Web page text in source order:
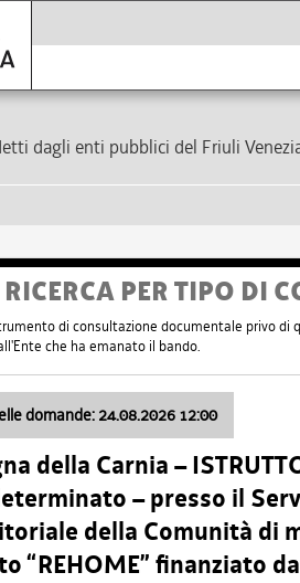
dagli enti pubblici del Friuli
PER TIPO DI
di consultazione documentale privo di
che ha emanato il bando.
domande: 24.08.2026 12:00
della Carnia –
– presso il
della Comunità di
“REHOME” finanziato